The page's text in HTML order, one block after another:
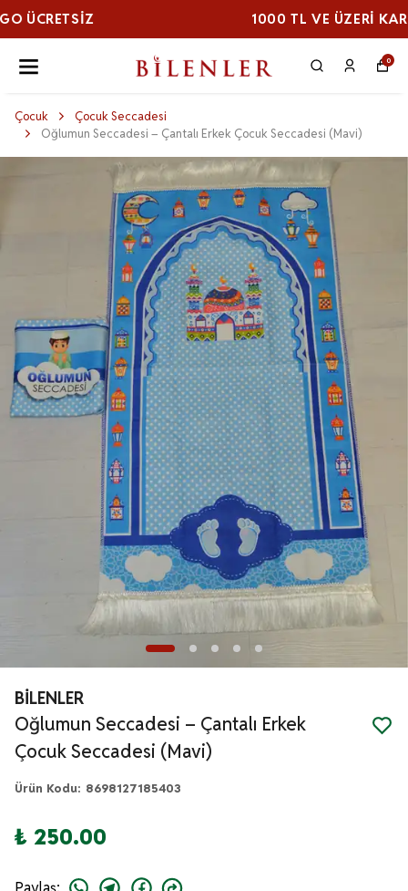
1000 TL VE ÜZERI KARGO ÜCRETSİZ
0
Çocuk
Çocuk Seccadesi
Oğlumun Seccadesi – Çantalı Erkek Çocuk Seccadesi (Mavi)
BİLENLER
Oğlumun Seccadesi – Çantalı Erkek
Çocuk Seccadesi (Mavi)
Ürün Kodu: 8698127185403
₺ 250.00